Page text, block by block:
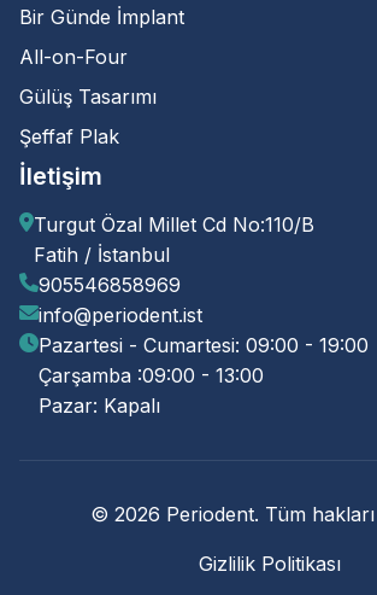
oldu 1000 tl ye 3 seans
Bir Günde İmplant
All-on-Four
Gülüş Tasarımı
Şeffaf Plak
İletişim
Turgut Özal Millet Cd No:110/B
Fatih / İstanbul
905546858969
info@periodent.ist
Pazartesi - Cumartesi: 09:00 - 19:00
Çarşamba :09:00 - 13:00
Pazar: Kapalı
© 2026 Periodent. Tüm hakları
Gizlilik Politikası